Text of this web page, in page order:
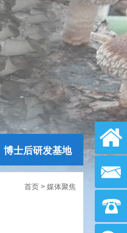
博士后研发基地
首页 > 媒体聚焦